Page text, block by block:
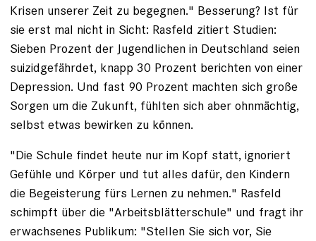
Krisen ­unserer Zeit zu begegnen." Besserung? Ist für
sie erst mal nicht in Sicht: Rasfeld zitiert Studien:
Sieben Prozent der Jugendlichen in Deutschland seien
suizid­gefährdet, knapp 30 Prozent berichten von einer
Depression. Und fast 90 Prozent machten sich große
Sorgen um die Zukunft, fühlten sich aber ohnmächtig,
selbst etwas bewirken zu können.
"Die Schule findet heute nur im Kopf statt, ignoriert
Gefühle und Körper und tut alles dafür, den Kindern
die Begeisterung fürs ­Lernen zu nehmen." Rasfeld
schimpft über die "Arbeitsblätterschule" und fragt ihr
erwachsenes Publikum: "Stellen Sie sich vor, Sie